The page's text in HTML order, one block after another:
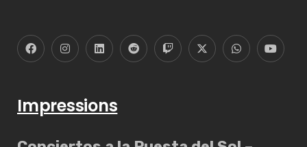
Impressions